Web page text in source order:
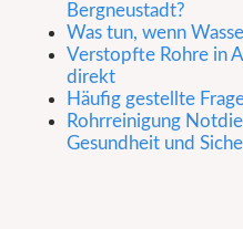
Bergneustadt?
Was tun, wenn
Verstopfte Rohre in
direkt
Häufig gestellte
Rohrreinigung
Gesundheit und